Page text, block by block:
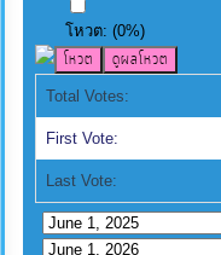
โหวต:(0%)
Total Votes:
First Vote:
Last Vote: